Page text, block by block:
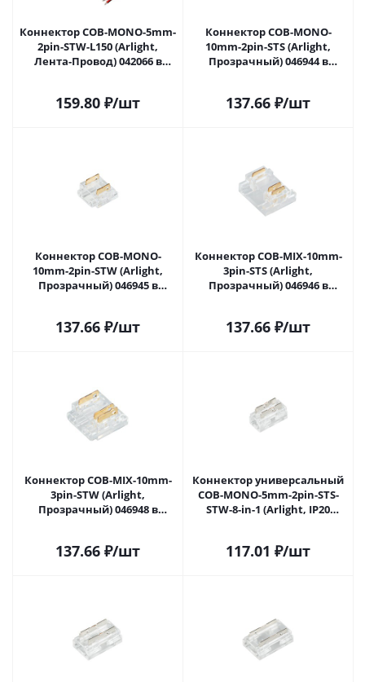
Коннектор COB-MONO-5mm-
2pin-STW-L150 (Arlight,
Лента-Провод) 042066 в
159.80 ₽/шт
Коннектор COB-MONO-
10mm-2pin-STS (Arlight,
Прозрачный) 046944 в
137.66 ₽/шт
Коннектор COB-MONO-
10mm-2pin-STW (Arlight,
Прозрачный) 046945 в
137.66 ₽/шт
Коннектор COB-MIX-10mm-
3pin-STS (Arlight,
Прозрачный) 046946 в
137.66 ₽/шт
Коннектор COB-MIX-10mm-
3pin-STW (Arlight,
Прозрачный) 046948 в
137.66 ₽/шт
Коннектор универсальный
COB-MONO-5mm-2pin-STS-
STW-8-in-1 (Arlight, IP20
117.01 ₽/шт